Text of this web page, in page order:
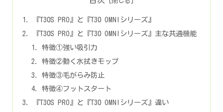
『T30S PRO』と『T30 OMNIシリーズ』
『T30S PRO』と『T30 OMNIシリーズ』主な共通機能
特徴①強い吸引力
特徴②動く水拭きモップ
特徴③毛がらみ防止
特徴④フットスタート
『T30S PRO』と『T30 OMNIシリーズ』違い